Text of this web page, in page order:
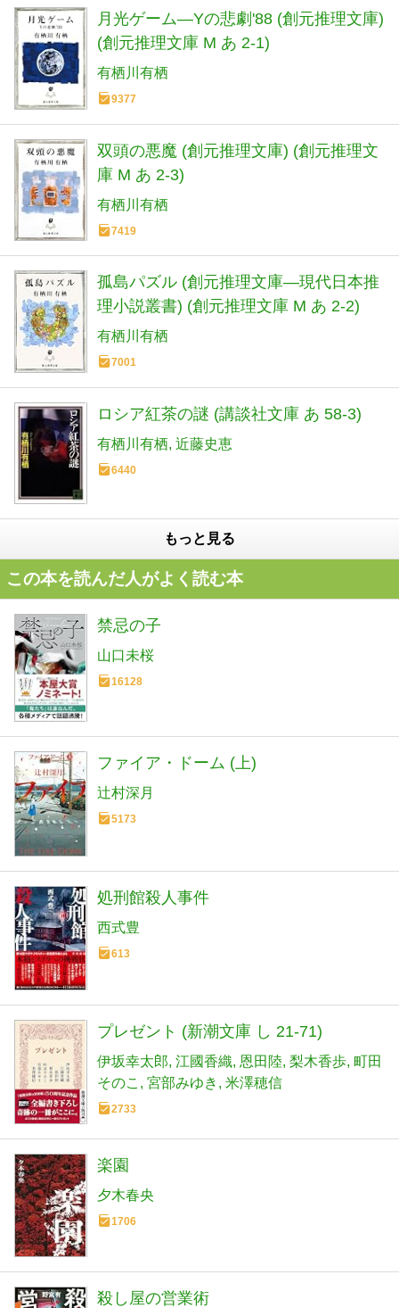
月光ゲーム―Yの悲劇'88 (創元推理文庫)
(創元推理文庫 M あ 2-1)
有栖川有栖
9377
双頭の悪魔 (創元推理文庫) (創元推理文
庫 M あ 2-3)
有栖川有栖
7419
孤島パズル (創元推理文庫―現代日本推
理小説叢書) (創元推理文庫 M あ 2-2)
有栖川有栖
7001
ロシア紅茶の謎 (講談社文庫 あ 58-3)
有栖川有栖 近藤史恵
6440
もっと見る
この本を読んだ人がよく読む本
禁忌の子
山口未桜
16128
ファイア・ドーム (上)
辻村深月
5173
処刑館殺人事件
西式豊
613
プレゼント (新潮文庫 し 21-71)
伊坂幸太郎 江國香織 恩田陸 梨木香歩 町田
そのこ
宮部みゆき 米澤穂信
2733
楽園
夕木春央
1706
殺し屋の営業術